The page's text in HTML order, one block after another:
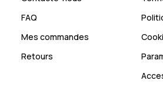
FAQ
Mes commandes
Retours